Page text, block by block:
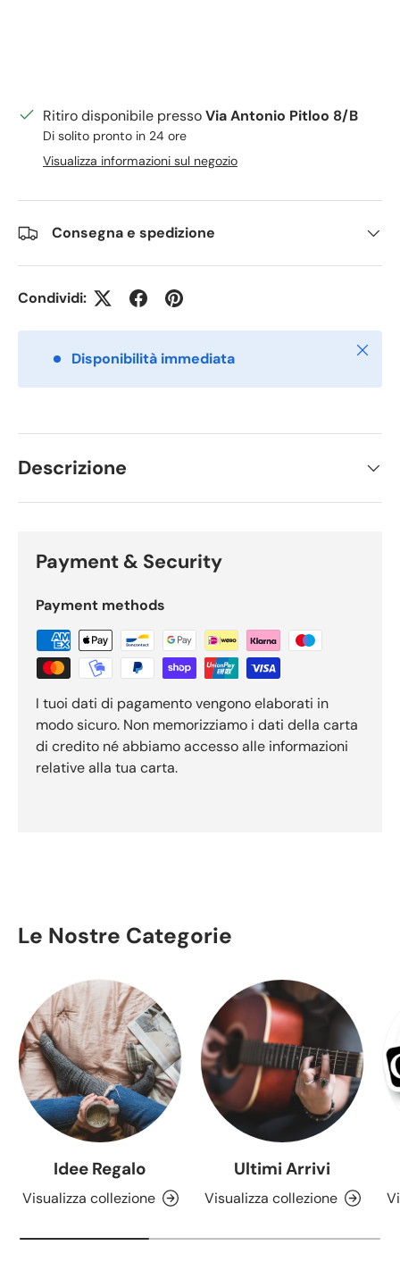
Ritiro disponibile pressoVia Antonio Pitloo 8/B
Di solito pronto in 24 ore
Visualizza informazioni sul negozio
Consegna e spedizione
Condividi:
Disponibilità immediata Chiudi
Descrizione
Payment & Security
Payment methods
I tuoi dati di pagamento vengono elaborati in
modo sicuro. Non memorizziamo i dati della carta
di credito né abbiamo accesso alle informazioni
relative alla tua carta.
Le Nostre Categorie
Idee Regalo
Visualizza collezione
Ultimi Arrivi
Visualizza collezione